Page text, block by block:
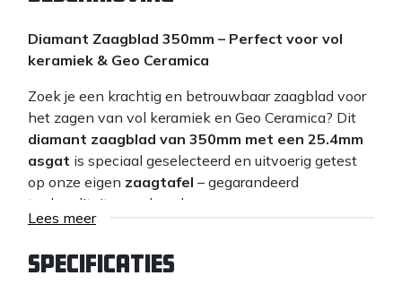
Diamant Zaagblad 350mm – Perfect voor vol
keramiek & Geo Ceramica
Zoek je een krachtig en betrouwbaar zaagblad voor
het zagen van vol keramiek en Geo Ceramica? Dit
diamant zaagblad van 350mm met een 25.4mm
asgat is speciaal geselecteerd en uitvoerig getest
op onze eigen zaagtafel – gegarandeerd
topkwaliteit voor de vakman.
moeiteloos door vol keramiek en Geo Ceramica.
Lees meer
Specificaties